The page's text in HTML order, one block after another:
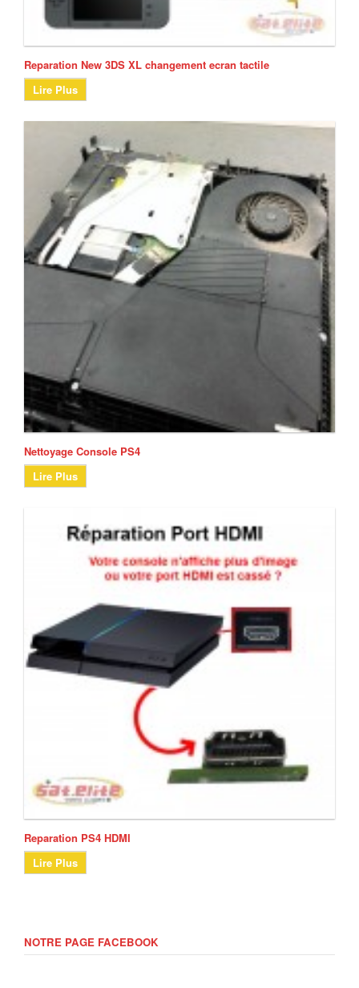
Reparation New 3DS XL changement ecran tactile
Lire Plus
Nettoyage Console PS4
Lire Plus
Reparation PS4 HDMI
Lire Plus
NOTRE PAGE FACEBOOK